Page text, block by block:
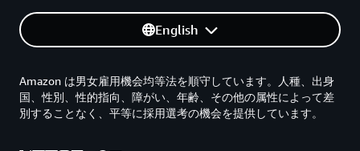
English
Amazon は男女雇用機会均等法を順守しています。人種、出身
国、性別、性的指向、障がい、年齢、その他の属性によって差
別することなく、平等に採用選考の機会を提供しています。